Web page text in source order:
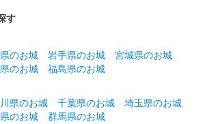
御城印。
す
のお城 岩手県のお城
宮城県のお城
のお城
福島県のお城
県のお城 千葉県のお城
埼玉県のお城
のお城
群馬県のお城